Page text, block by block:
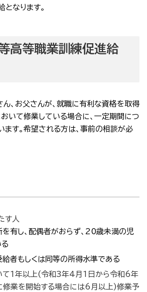
となります。
高等職業訓練促進給
、お父さんが、就職に有利な資格を取得
いて修業している場合に、一定期間につ
す。希望される方は、事前の相談が必
す人
有し、配偶者がおらず、20歳未満の児
者もしくは同等の所得水準である
て1年以上(令和3年4月1日から令和6年
業を開始する場合には6月以上)修業予